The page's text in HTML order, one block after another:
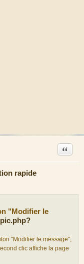
rapide
Citation
"Modifier le
"Modifier le message",
clic affiche la page